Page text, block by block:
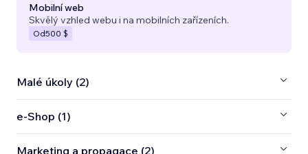
Mobilní web
Skvělý vzhled webu i na mobilních zařízeních.
Od500 $
Malé úkoly (2)
e‑Shop (1)
Marketing a propagace (2)